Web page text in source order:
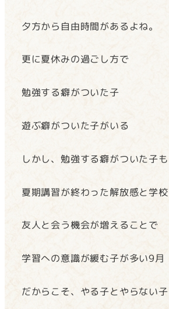
夕方から自由時間があるよね。
更に夏休みの過ごし方で
勉強する癖がついた子
遊ぶ癖がついた子がいる
しかし、勉強する癖がついた子も
夏期講習が終わった解放感と学
友人と会う機会が増えることで
学習への意識が緩む子が多い9月
だからこそ、やる子とやらない子